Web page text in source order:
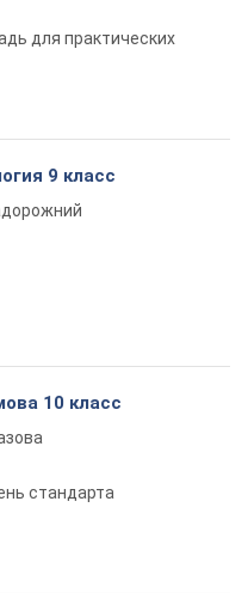
для практических
9 класс
10 класс
стандарта